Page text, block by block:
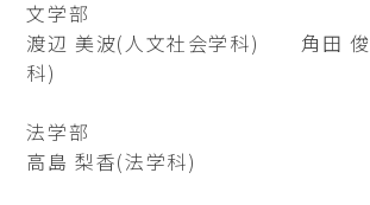
文学部
渡辺 美波(人文社会学科) 角田 俊
科)
法学部
高島 梨香(法学科)